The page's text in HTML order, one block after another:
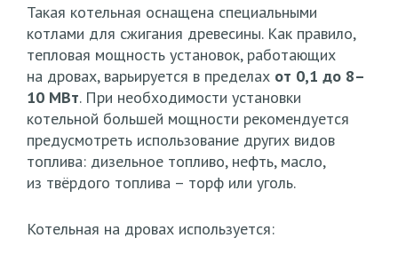
Такая котельная оснащена специальными
котлами для сжигания древесины. Как правило,
тепловая мощность установок, работающих
на дровах, варьируется в пределах от 0,1 до 8–
10 МВт. При необходимости установки
котельной большей мощности рекомендуется
предусмотреть использование других видов
топлива: дизельное топливо, нефть, масло,
из твёрдого топлива – торф или уголь.
Котельная на дровах используется: